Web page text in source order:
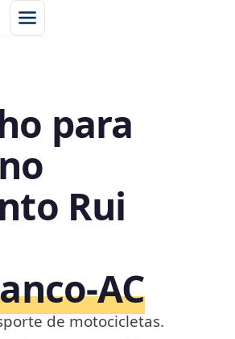
para
Rui
de motocicletas.